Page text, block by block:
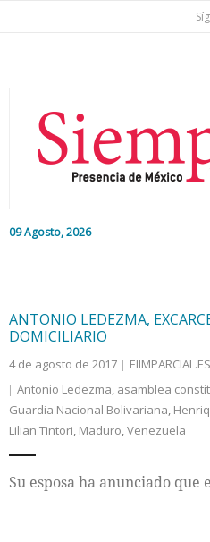
09 Agosto, 2026
Colaboradores
Internacional
Cultura
ANTONIO LEDEZMA,
DOMICILIARIO
4 de agosto de 2017 ElIMPARCIAL.ES
Antonio Ledezma, asamblea
Guardia Nacional Bolivariana,
Lilian Tintori, Maduro,Venezuela
Su esposa ha anunciado que